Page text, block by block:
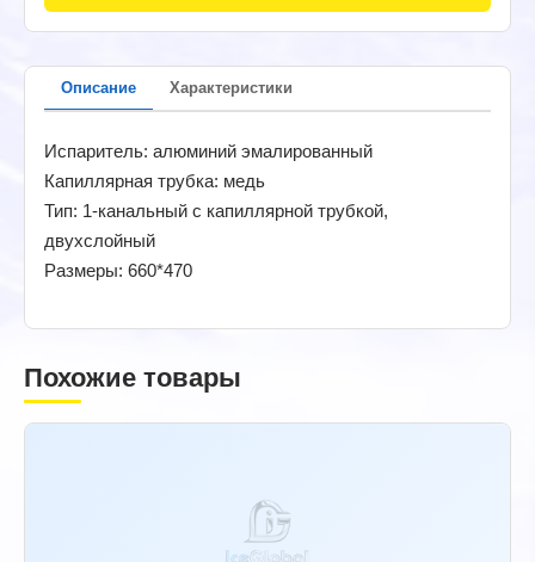
Описание Характеристики
Испаритель: алюминий эмалированный
Капиллярная трубка: медь
Тип: 1-канальный с капиллярной трубкой,
двухслойный
Размеры: 660*470
Похожие товары